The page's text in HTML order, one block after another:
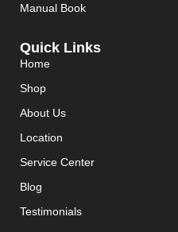
Manual Book
Quick Links
Home
Shop
About Us
Location
Service Center
Blog
Testimonials